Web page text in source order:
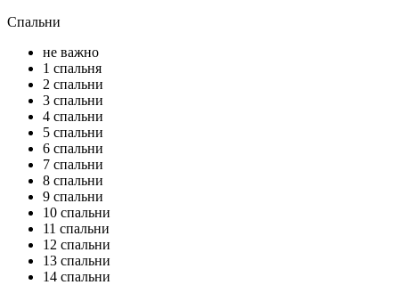
Спальни
не важно
1 спальня
2 спальни
3 спальни
4 спальни
5 спальни
6 спальни
7 спальни
8 спальни
9 спальни
10 спальни
11 спальни
12 спальни
13 спальни
14 спальни